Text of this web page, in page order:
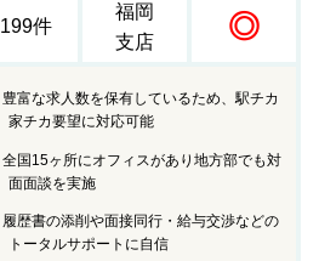
199件
福岡
支店
◎
豊富な求人数を保有しているため、駅チカ
家チカ要望に対応可能
全国15ヶ所にオフィスがあり地方部でも対
面面談を実施
履歴書の添削や面接同行・給与交渉などの
トータルサポートに自信